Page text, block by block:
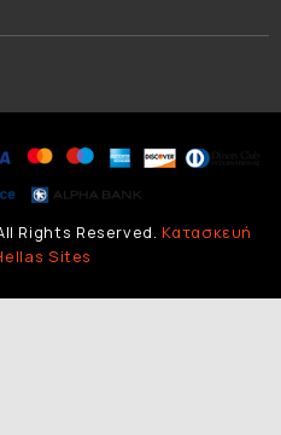
Rights Reserved. Κατασκευή
Sites